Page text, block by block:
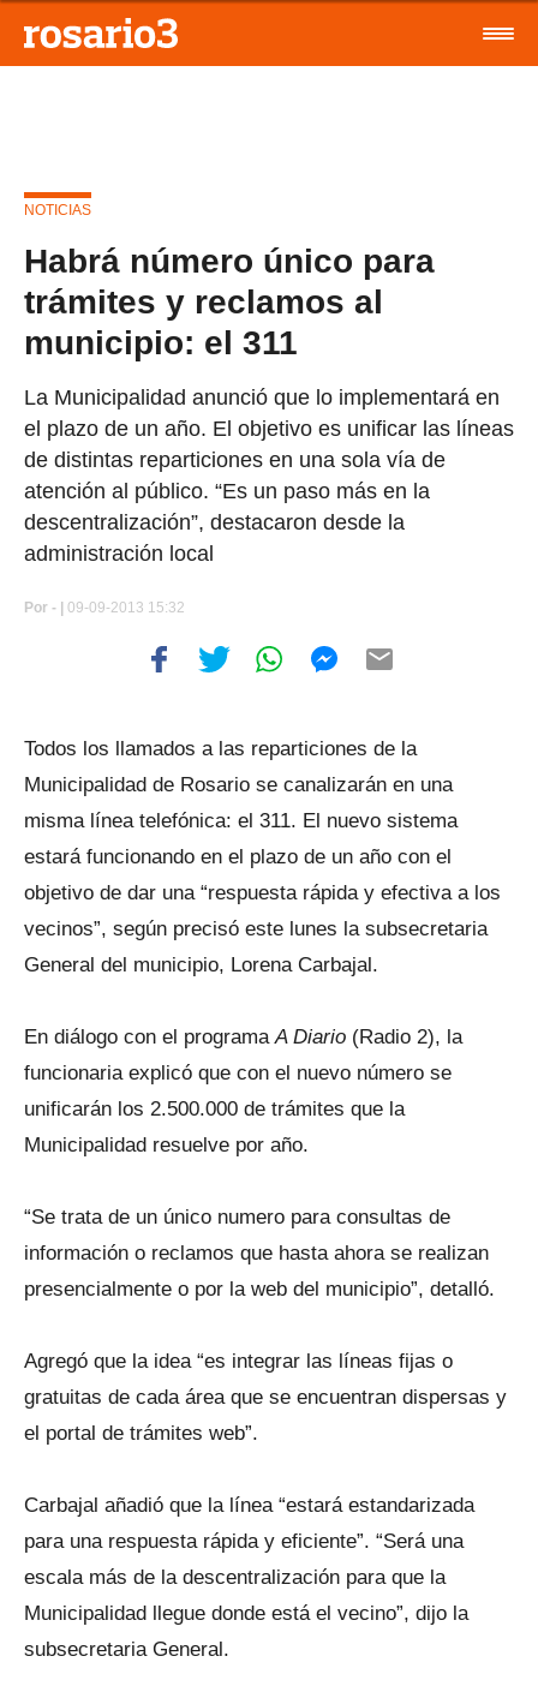
NOTICIAS
Habrá número único para
trámites y reclamos al
municipio: el 311
La Municipalidad anunció que lo implementará en
el plazo de un año. El objetivo es unificar las líneas
de distintas reparticiones en una sola vía de
atención al público. “Es un paso más en la
descentralización”, destacaron desde la
administración local
Por - | 09-09-2013 15:32
Todos los llamados a las reparticiones de la
Municipalidad de Rosario se canalizarán en una
misma línea telefónica: el 311. El nuevo sistema
estará funcionando en el plazo de un año con el
objetivo de dar una “respuesta rápida y efectiva a los
vecinos”, según precisó este lunes la subsecretaria
General del municipio, Lorena Carbajal.
En diálogo con el programaA Diario (Radio 2), la
funcionaria explicó que con el nuevo número se
unificarán los 2.500.000 de trámites que la
Municipalidad resuelve por año.
“Se trata de un único numero para consultas de
información o reclamos que hasta ahora se realizan
presencialmente o por la web del municipio”, detalló.
Agregó que la idea “es integrar las líneas fijas o
gratuitas de cada área que se encuentran dispersas y
el portal de trámites web”.
Carbajal añadió que la línea “estará estandarizada
para una respuesta rápida y eficiente”. “Será una
escala más de la descentralización para que la
Municipalidad llegue donde está el vecino”, dijo la
subsecretaria General.